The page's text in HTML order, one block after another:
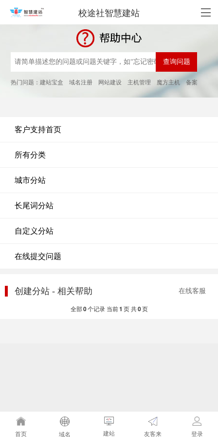
校途社智慧建站
热门问题：建站宝盒 域名注册 网站建设 主机管理 魔方主机 备案
客户支持首页
所有分类
城市分站
长尾词分站
自定义分站
在线提交问题
创建分站 - 相关帮助 在线客服
全部0个记录 当前1 页 共0页
首页 域名 建站 友客来 登录